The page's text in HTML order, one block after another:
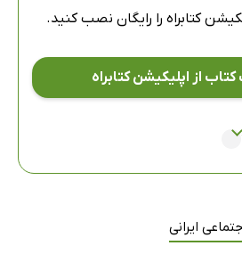
کتابراه را رایگان نصب کنید.
از اپلیکیشن کتابراه
ایرانی